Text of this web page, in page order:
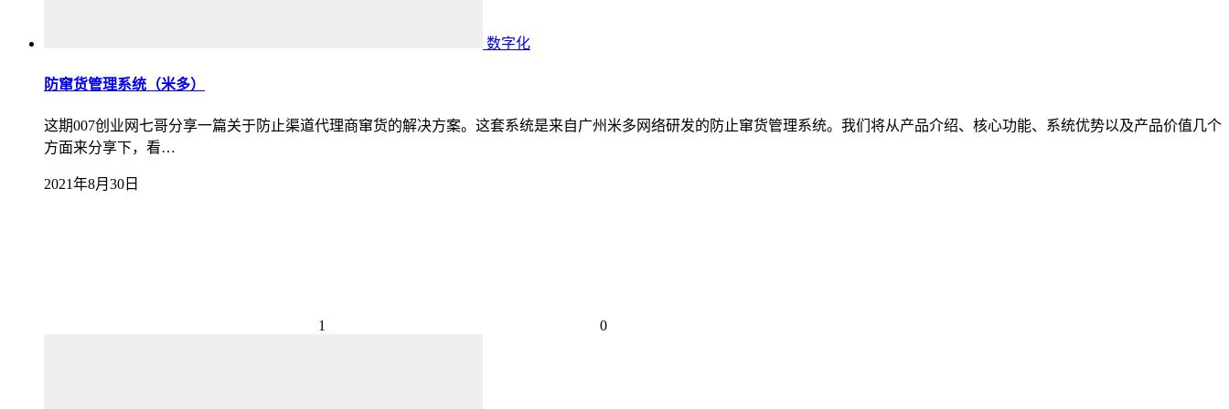
数字化
防窜货管理系统（米多）
这期007创业网七哥分享一篇关于防止渠道代理商窜货的解决方案。这套系统是来自广州米多网络研发的防止窜货管理系统。我们将从产品介绍、核心功能、系统优势以及产品价值几个
方面来分享下，看…
2021年8月30日
1 0